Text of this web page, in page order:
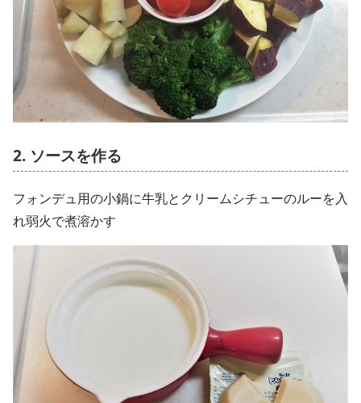
2. ソースを作る
フォンデュ用の小鍋に牛乳とクリームシチューのルーを入
れ弱火で煮溶かす